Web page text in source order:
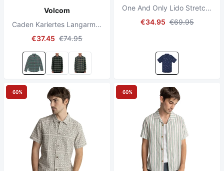
Volcom
Caden Kariertes Langarmhemd Seegrün
€37.45 €74.95
One And Only Lido Stretch Shirt Submarine
€34.95 €69.95
-60% -60%